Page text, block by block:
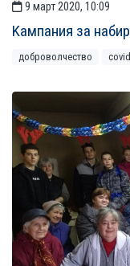
9 март 2020, 10:09
Kампания за
доброволчество